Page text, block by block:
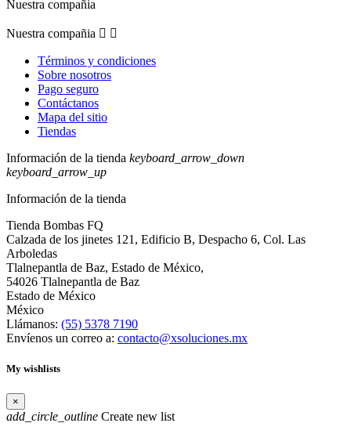
Nuestra compañia
Nuestra compañia  
Términos y condiciones
Sobre nosotros
Pago seguro
Contáctanos
Mapa del sitio
Tiendas
Información de la tienda keyboard_arrow_down
keyboard_arrow_up
Información de la tienda
Tienda Bombas FQ
Calzada de los jinetes 121, Edificio B, Despacho 6, Col. Las
Arboledas
Tlalnepantla de Baz, Estado de México,
54026 Tlalnepantla de Baz
Estado de México
México
Llámanos: (55) 5378 7190
Envíenos un correo a: contacto@xsoluciones.mx
My wishlists
×
add_circle_outline Create new list